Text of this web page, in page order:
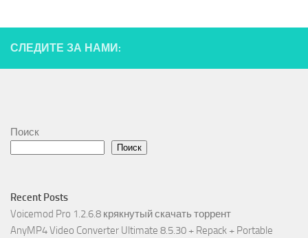
СЛЕДИТЕ ЗА НАМИ:
Поиск
Поиск
Recent Posts
Voicemod Pro 1.2.6.8 крякнутый скачать торрент
AnyMP4 Video Converter Ultimate 8.5.30 + Repack + Portable